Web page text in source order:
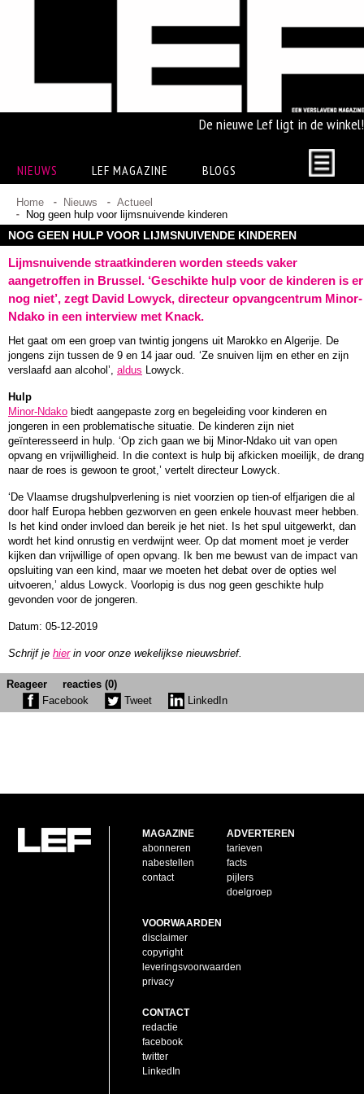
De nieuwe Lef ligt in de winkel!
NIEUWS LEF MAGAZINE BLOGS
Home Nieuws
Actueel
Nog geen hulp voor lijmsnuivende kinderen
NOG GEEN HULP VOOR LIJMSNUIVENDE KINDEREN
Lijmsnuivende straatkinderen worden steeds vaker
aangetroffen in Brussel. ‘Geschikte hulp voor de kinderen is er
nog niet’, zegt David Lowyck, directeur opvangcentrum Minor-
Ndako in een interview met Knack.
Het gaat om een groep van twintig jongens uit Marokko en Algerije. De
jongens zijn tussen de 9 en 14 jaar oud. ‘Ze snuiven lijm en ether en zijn
verslaafd aan alcohol’, aldus Lowyck.
Hulp
Minor-Ndako biedt aangepaste zorg en begeleiding voor kinderen en
jongeren in een problematische situatie. De kinderen zijn niet
geïnteresseerd in hulp. ‘Op zich gaan we bij Minor-Ndako uit van open
opvang en vrijwilligheid. In die context is hulp bij afkicken moeilijk, de drang
naar de roes is gewoon te groot,’ vertelt directeur Lowyck.
‘De Vlaamse drugshulpverlening is niet voorzien op tien-of elfjarigen die al
door half Europa hebben gezworven en geen enkele houvast meer hebben.
Is het kind onder invloed dan bereik je het niet. Is het spul uitgewerkt, dan
wordt het kind onrustig en verdwijnt weer. Op dat moment moet je verder
kijken dan vrijwillige of open opvang. Ik ben me bewust van de impact van
opsluiting van een kind, maar we moeten het debat over de opties wel
uitvoeren,’ aldus Lowyck. Voorlopig is dus nog geen geschikte hulp
gevonden voor de jongeren.
Datum: 05-12-2019
Schrijf je hierin voor onze wekelijkse nieuwsbrief.
Reageer
reacties (0)
Facebook
Tweet LinkedIn
MAGAZINE
abonneren
nabestellen
contact
ADVERTEREN
tarieven
facts
pijlers
doelgroep
VOORWAARDEN
disclaimer
copyright
leveringsvoorwaarden
privacy
CONTACT
redactie
facebook
twitter
LinkedIn